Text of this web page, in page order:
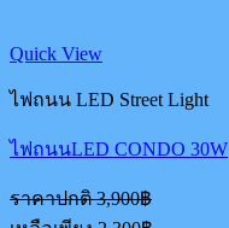
Quick View
ไฟถนน LED Street Light
ไฟถนนLED CONDO 30W
ราคาปกติ3,900฿